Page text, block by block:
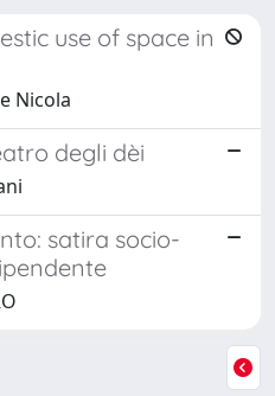
use of space in
Nicola
degli dèi
satira socio-